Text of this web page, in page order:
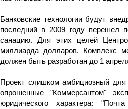
Банковские технологии будут
последний в 2009 году перешел
санацию. Для этих целей
миллиарда долларов. Комплекс
должен быть разработан до 1
Проект слишком амбициозный
опрошенные "Коммерсантом"
юридического характера: